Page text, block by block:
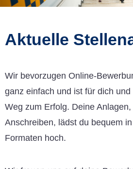
FAQs
Karriereseite
Aktuelle
Wir bevorzugen Online-
ganz einfach und ist für dich
Weg zum Erfolg. Deine
Anschreiben, lädst du bequem
Formaten hoch.